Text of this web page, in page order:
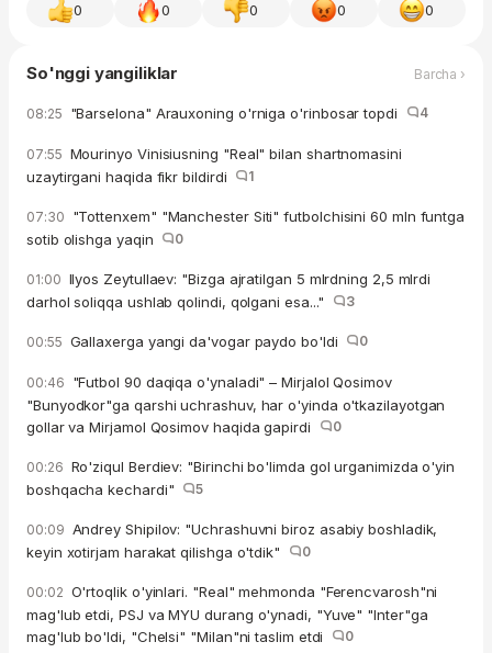
0 0 0 0 0
So'nggi yangiliklar Barcha ›
08:25 "Barselona" Arauxoning o'rniga o'rinbosar topdi 4
07:55 Mourinyo Vinisiusning "Real" bilan shartnomasini
uzaytirgani haqida fikr bildirdi
1
07:30 "Tottenxem" "Manchester Siti" futbolchisini 60 mln funtga
sotib olishga yaqin
0
01:00 Ilyos Zeytullaev: "Bizga ajratilgan 5 mlrdning 2,5 mlrdi
darhol soliqqa ushlab qolindi, qolgani esa..."
3
00:55 Gallaxerga yangi da'vogar paydo bo'ldi 0
00:46 "Futbol 90 daqiqa o'ynaladi" – Mirjalol Qosimov
"Bunyodkor"ga qarshi uchrashuv, har o'yinda o'tkazilayotgan
gollar va Mirjamol Qosimov haqida gapirdi
0
00:26 Ro'ziqul Berdiev: "Birinchi bo'limda gol urganimizda o'yin
boshqacha kechardi"
5
00:09 Andrey Shipilov: "Uchrashuvni biroz asabiy boshladik,
keyin xotirjam harakat qilishga o'tdik"
0
00:02 O'rtoqlik o'yinlari. "Real" mehmonda "Ferencvarosh"ni
mag'lub etdi, PSJ va MYU durang o'ynadi, "Yuve" "Inter"ga
mag'lub bo'ldi, "Chelsi" "Milan"ni taslim etdi
0